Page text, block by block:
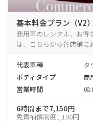
基本料金プラン（V2）
商用車のレンタル、お得
は、こちらから各店舗に
代表車種 タ
ボディタイプ 商
営業時間
6時間まで7,150円
免責補償制度1,100円